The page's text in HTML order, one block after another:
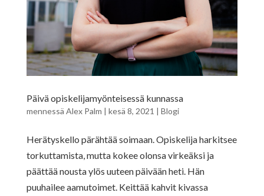
Päivä opiskelijamyönteisessä kunnassa
mennessä Alex Palm | kesä 8, 2021 | Blogi
Herätyskello pärähtää soimaan. Opiskelija harkitsee
torkuttamista, mutta kokee olonsa virkeäksi ja
päättää nousta ylös uuteen päivään heti. Hän
puuhailee aamutoimet. Keittää kahvit kivassa